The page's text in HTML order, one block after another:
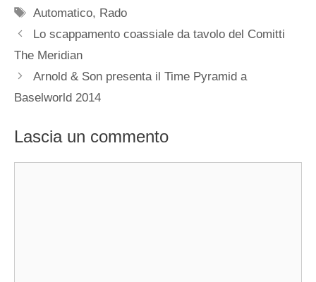
Tag
Automatico, Rado
Navigazione
articolo
Lo scappamento coassiale da tavolo del Comitti
The Meridian
Arnold & Son presenta il Time Pyramid a
Baselworld 2014
Lascia un commento